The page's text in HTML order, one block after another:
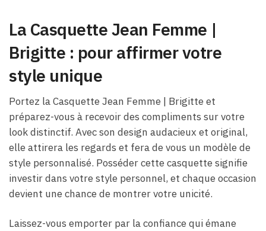
La Casquette Jean Femme​ |
Brigitte : pour affirmer votre
style unique
Portez la Casquette Jean Femme​ | Brigitte et
préparez-vous à recevoir des compliments sur votre
look distinctif. Avec son design audacieux et original,
elle attirera les regards et fera de vous un modèle de
style personnalisé. Posséder cette casquette signifie
investir dans votre style personnel, et chaque occasion
devient une chance de montrer votre unicité.
Laissez-vous emporter par la confiance qui émane